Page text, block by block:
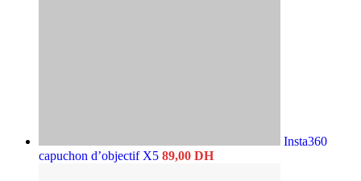
Insta360
capuchon d’objectif X5 89,00 DH